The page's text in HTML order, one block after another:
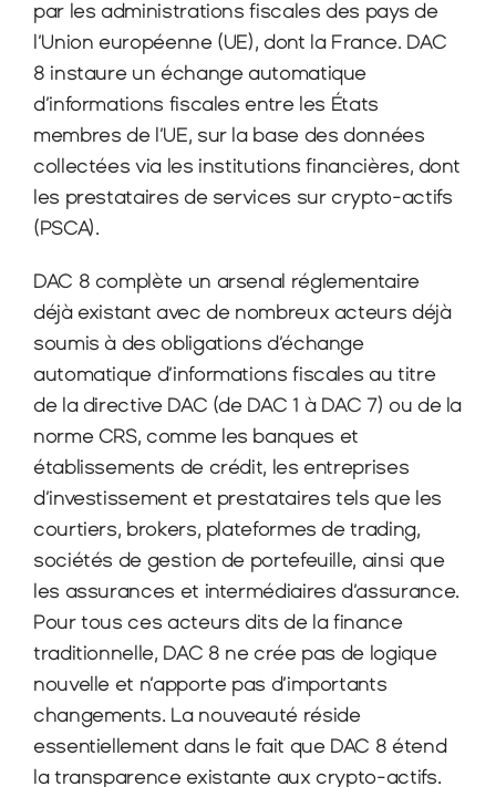
par les administrations fiscales des pays de
l’Union européenne (UE), dont la France. DAC
8 instaure un échange automatique
d’informations fiscales entre les États
membres de l’UE, sur la base des données
collectées via les institutions financières, dont
les prestataires de services sur crypto-actifs
(PSCA).
DAC 8 complète un arsenal réglementaire
déjà existant avec de nombreux acteurs déjà
soumis à des obligations d’échange
automatique d’informations fiscales au titre
de la directive DAC (de DAC 1 à DAC 7) ou de la
norme CRS, comme les banques et
établissements de crédit, les entreprises
d’investissement et prestataires tels que les
courtiers, brokers, plateformes de trading,
sociétés de gestion de portefeuille, ainsi que
les assurances et intermédiaires d’assurance.
Pour tous ces acteurs dits de la finance
traditionnelle, DAC 8 ne crée pas de logique
nouvelle et n’apporte pas d’importants
changements. La nouveauté réside
essentiellement dans le fait que DAC 8 étend
la transparence existante aux crypto-actifs.